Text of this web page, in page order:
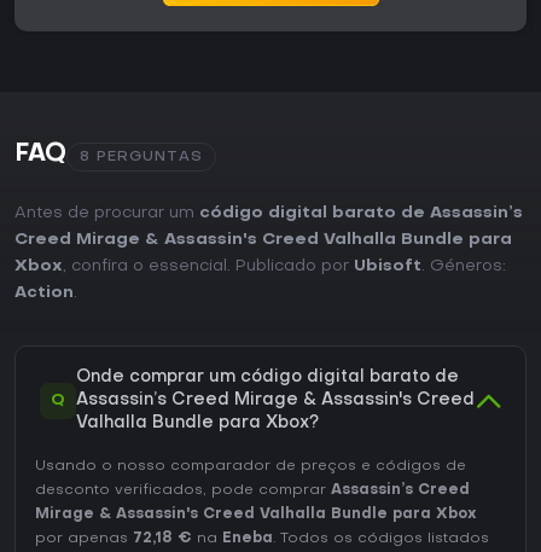
FAQ 8 PERGUNTAS
Antes de procurar um código digital barato de Assassin’s
Creed Mirage & Assassin's Creed Valhalla Bundle para
Xbox, confira o essencial. Publicado por Ubisoft. Géneros:
Action.
Q
Onde comprar um código digital barato de
Assassin’s Creed Mirage & Assassin's Creed
Valhalla Bundle para Xbox?
Usando o nosso comparador de preços e códigos de
desconto verificados, pode comprar Assassin’s Creed
Mirage & Assassin's Creed Valhalla Bundle para Xbox
por apenas 72,18 € na Eneba . Todos os códigos listados